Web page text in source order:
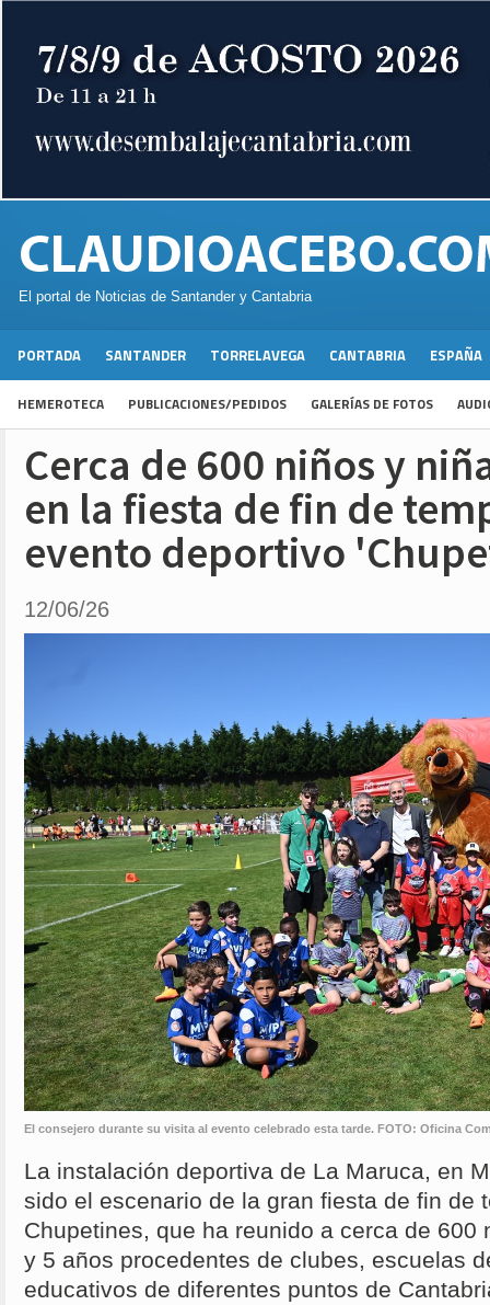
El portal de Noticias de Santander y Cantabria
PORTADA SANTANDER TORRELAVEGA CANTABRIA ESPAÑA
HEMEROTECA PUBLICACIONES/PEDIDOS GALERÍAS DE FOTOS
Cerca de 600 niños y
en la fiesta de fin de
evento deportivo
12/06/26
El consejero durante su visita al evento celebrado esta tarde. FOTO: Oficina
La instalación deportiva de La Maruca, en
sido el escenario de la gran fiesta de fin de
Chupetines, que ha reunido a cerca de 600
y 5 años procedentes de clubes, escuelas
educativos de diferentes puntos de